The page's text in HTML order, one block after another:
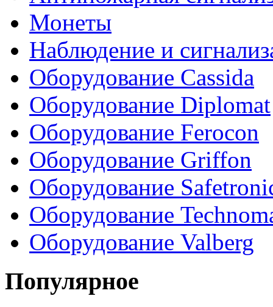
Монеты
Наблюдение и
Оборудование Cassida
Оборудование Diplomat
Оборудование Ferocon
Оборудование Griffon
Оборудование
Оборудование
Оборудование Valberg
Популярное